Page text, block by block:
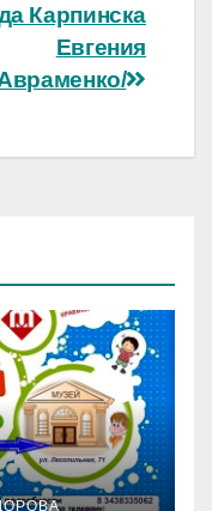
Карпинска
Евгения